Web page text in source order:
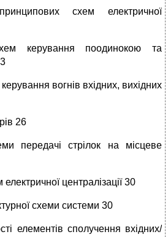
схем електричної
керування поодинокою та
вогнів вхідних, вихідних
26
передачі стрілок на місцеве
централізації 30
схеми системи 30
елементів сполучення вхідних/